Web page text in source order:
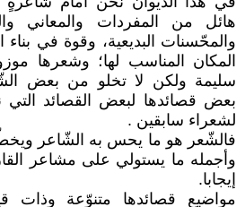
هائل من المفردات والمعاني
والمحّسنات البديعية، وقوة في
المكان المناسب لها؛ وشعرها
سليمة ولكن لا تخلو من بعض
بعض قصائدها لبعض القصائد التي
لشعراء سابقين .
فالشّعر هو ما يحس به الشّاعر
وأجمله ما يستولي على مشاعر
إيجابا.
مواضيع قصائدها متنوّعة وذات